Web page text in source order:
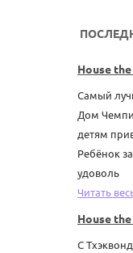
House
Самый
Дом
детям
Ребёнок
удоволь
Читать
House
С